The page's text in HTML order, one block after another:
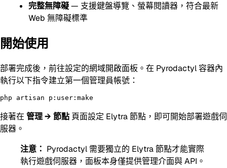
完整無障礙— 支援鍵盤導覽、螢幕閱讀器，符合最新
Web 無障礙標準
開始使用
部署完成後，前往設定的網域開啟面板。在 Pyrodactyl 容器內
執行以下指令建立第一個管理員帳號：
接著在 管理 → 節點 頁面設定 Elytra 節點，即可開始部署遊戲伺
服器。
注意： Pyrodactyl 需要獨立的 Elytra 節點才能實際
執行遊戲伺服器，面板本身僅提供管理介面與 API。